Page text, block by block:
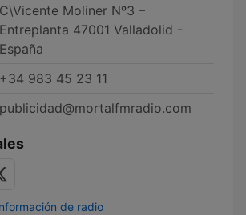
C\Vicente Moliner Nº3 –
Entreplanta 47001 Valladolid -
España
+34 983 45 23 11
publicidad@mortalfmradio.com
de radio